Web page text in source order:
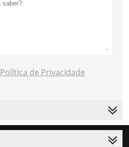
Política de Privacidade